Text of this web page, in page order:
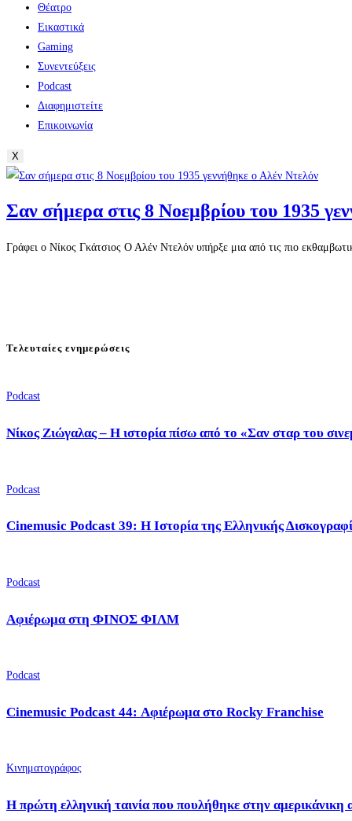
Θέατρο
Εικαστικά
Gaming
Συνεντεύξεις
Podcast
Διαφημιστείτε
Επικοινωνία
X
Σαν σήμερα στις 8 Νοεμβρίου του 1935
Γράφει ο Νίκος Γκάτσιος Ο Αλέν Ντελόν υπήρξε μια από τις πιο
Τελευταίες ενημερώσεις
Podcast
Νίκος Ζιώγαλας – Η ιστορία πίσω από το «Σαν σταρ του
Podcast
Cinemusic Podcast 39: Η Ιστορία της Ελληνικής
Podcast
Αφιέρωμα στη ΦΙΝΟΣ ΦΙΛΜ
Podcast
Cinemusic Podcast 44: Αφιέρωμα στο Rocky Franchise
Κινηματογράφος
Η πρώτη ελληνική ταινία που πουλήθηκε στην αμερικάνικη